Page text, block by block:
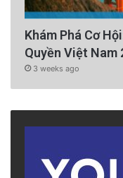
Khám Phá Cơ
Quyền Việt Nam
3 weeks ago